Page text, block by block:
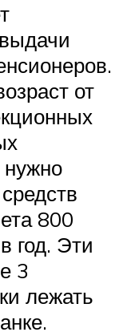
от
нужно
800
год. Эти
3
лежать